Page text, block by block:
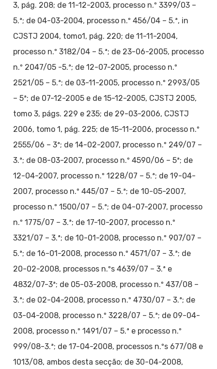
3, pág. 208; de 11-12-2003, processo n.º 3399/03 –
5.ª; de 04-03-2004, processo n.º 456/04 – 5.ª, in
CJSTJ 2004, tomo1, pág. 220; de 11-11-2004,
processo n.º 3182/04 – 5.ª; de 23-06-2005, processo
n.º 2047/05 -5.ª; de 12-07-2005, processo n.º
2521/05 – 5.ª; de 03-11-2005, processo n.º 2993/05
– 5ª; de 07-12-2005 e de 15-12-2005, CJSTJ 2005,
tomo 3, págs. 229 e 235; de 29-03-2006, CJSTJ
2006, tomo 1, pág. 225; de 15-11-2006, processo n.º
2555/06 – 3ª; de 14-02-2007, processo n.º 249/07 –
3.ª; de 08-03-2007, processo n.º 4590/06 – 5ª; de
12-04-2007, processo n.º 1228/07 – 5.ª; de 19-04-
2007, processo n.º 445/07 – 5.ª; de 10-05-2007,
processo n.º 1500/07 – 5.ª; de 04-07-2007, processo
n.º 1775/07 – 3.ª; de 17-10-2007, processo n.º
3321/07 – 3.ª; de 10-01-2008, processo n.º 907/07 –
5.ª; de 16-01-2008, processo n.º 4571/07 – 3.ª; de
20-02-2008, processos n.ºs 4639/07 – 3.ª e
4832/07-3ª; de 05-03-2008, processo n.º 437/08 –
3.ª; de 02-04-2008, processo n.º 4730/07 – 3.ª; de
03-04-2008, processo n.º 3228/07 – 5.ª; de 09-04-
2008, processo n.º 1491/07 – 5.ª e processo n.º
999/08-3.ª; de 17-04-2008, processos n.ºs 677/08 e
1013/08, ambos desta secção; de 30-04-2008,